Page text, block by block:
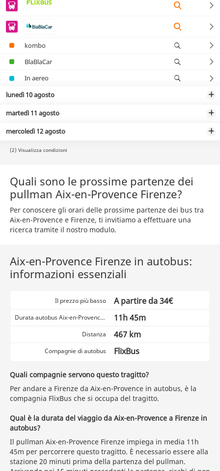
kombo
BlaBlaCar
In aereo
lunedì 10 agosto
martedì 11 agosto
mercoledì 12 agosto
(2) Visualizza condizioni
Quali sono le prossime partenze dei
pullman Aix-en-Provence Firenze?
Per conoscere gli orari delle prossime partenze dei bus tra
Aix-en-Provence e Firenze, ti invitiamo a effettuare una
ricerca tramite il nostro modulo.
Aix-en-Provence Firenze in autobus:
informazioni essenziali
Il prezzo più basso A partire da 34€
Durata autobus Aix-en-Provence Firenze 11h 45m
Distanza 467 km
Compagnie di autobus FlixBus
Quali compagnie servono questo tragitto?
Per andare a Firenze da Aix-en-Provence in autobus, è la
compagnia FlixBus che si occupa del tragitto.
Qual è la durata del viaggio da Aix-en-Provence a Firenze in
autobus?
Il pullman Aix-en-Provence Firenze impiega in media 11h
45m per percorrere questo tragitto. È necessario essere alla
stazione 20 minuti prima della partenza del pullman.